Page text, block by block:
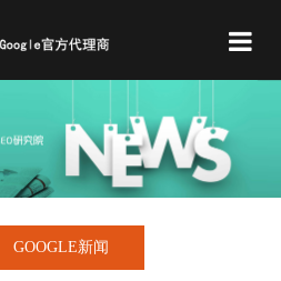
GOOGLE新闻